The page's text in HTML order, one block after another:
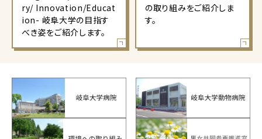
ry/ Innovation/Educat
ion- 岐阜大学の目指す
べき姿をご紹介します。
の取り組みをご紹介しま
す。